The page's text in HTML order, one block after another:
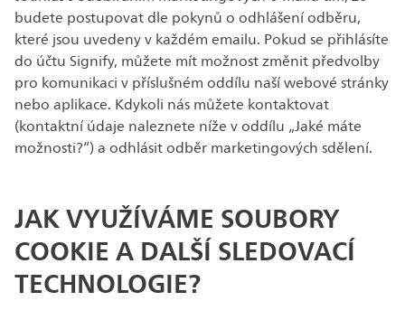
budete postupovat dle pokynů o odhlášení odběru,
které jsou uvedeny v každém emailu. Pokud se přihlásíte
do účtu Signify, můžete mít možnost změnit předvolby
pro komunikaci v příslušném oddílu naší webové stránky
nebo aplikace. Kdykoli nás můžete kontaktovat
(kontaktní údaje naleznete níže v oddílu „Jaké máte
možnosti?“) a odhlásit odběr marketingových sdělení.
JAK VYUŽÍVÁME SOUBORY
COOKIE A DALŠÍ SLEDOVACÍ
TECHNOLOGIE?